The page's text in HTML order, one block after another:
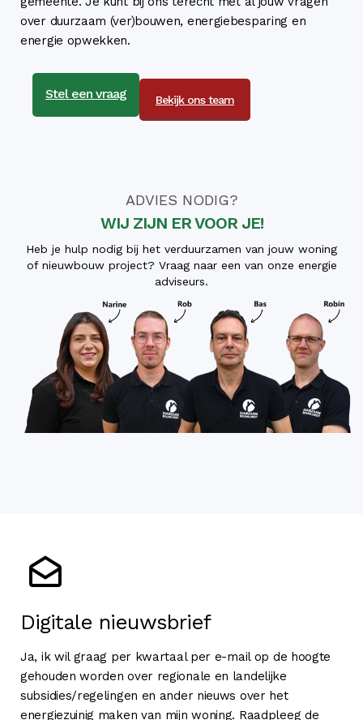
over duurzaam (ver)bouwen, energiebesparing en
energie opwekken.
Bekijk ons team
Stel een vraag
ADVIES NODIG?
WIJ ZIJN ER VOOR JE!
Heb je hulp nodig bij het verduurzamen van jouw woning
of nieuwbouw project? Vraag naar een van onze energie
adviseurs.
Digitale nieuwsbrief
Ja, ik wil graag per kwartaal per e-mail op de hoogte
gehouden worden over regionale en landelijke
subsidies/regelingen en ander nieuws over het
energiezuinig maken van mijn woning. Raadpleeg de